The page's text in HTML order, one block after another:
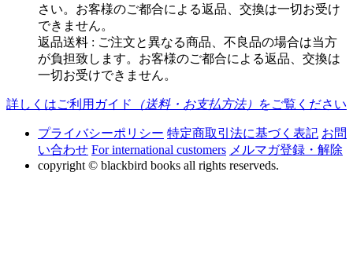
さい。お客様のご都合による返品、交換は一切お受け
できません。
返品送料 : ご注文と異なる商品、不良品の場合は当方
が負担致します。お客様のご都合による返品、交換は
一切お受けできません。
詳しくはご利用ガイド （送料・お支払方法） をご覧ください
プライバシーポリシー 特定商取引法に基づく表記 お問
い合わせ For international customers メルマガ登録・解除
copyright © blackbird books all rights reserveds.